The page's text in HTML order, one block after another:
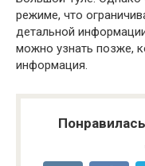
режиме, что
детальной
можно узнать позже,
информация.